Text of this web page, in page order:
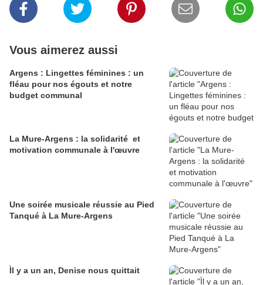
Vous aimerez aussi
Argens : Lingettes féminines : un
fléau pour nos égouts et notre
budget communal
La Mure-Argens : la solidarité et
motivation communale à l'œuvre
Une soirée musicale réussie au Pied
Tanqué à La Mure-Argens
Ìl y a un an, Denise nous quittait